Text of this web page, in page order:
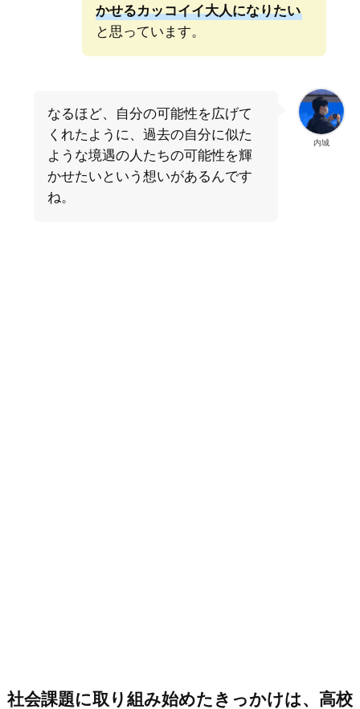
かせるカッコイイ大人になりたい
と思っています。
内城
なるほど、自分の可能性を広げて
くれたように、過去の自分に似た
ような境遇の人たちの可能性を輝
かせたいという想いがあるんです
ね。
社会課題に取り組み始めたきっかけは、高校